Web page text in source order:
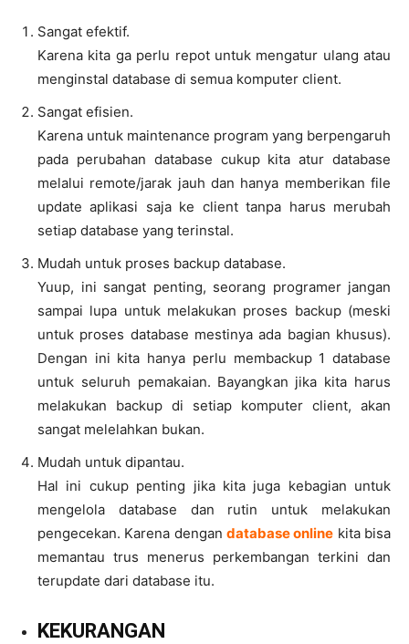
Sangat efektif.
Karena kita ga perlu repot untuk mengatur ulang atau
menginstal database di semua komputer client.
Sangat efisien.
Karena untuk maintenance program yang berpengaruh
pada perubahan database cukup kita atur database
melalui remote/jarak jauh dan hanya memberikan file
update aplikasi saja ke client tanpa harus merubah
setiap database yang terinstal.
Mudah untuk proses backup database.
Yuup, ini sangat penting, seorang programer jangan
sampai lupa untuk melakukan proses backup (meski
untuk proses database mestinya ada bagian khusus).
Dengan ini kita hanya perlu membackup 1 database
untuk seluruh pemakaian. Bayangkan jika kita harus
melakukan backup di setiap komputer client, akan
sangat melelahkan bukan.
Mudah untuk dipantau.
Hal ini cukup penting jika kita juga kebagian untuk
mengelola database dan rutin untuk melakukan
pengecekan. Karena dengan database online kita bisa
memantau trus menerus perkembangan terkini dan
terupdate dari database itu.
KEKURANGAN